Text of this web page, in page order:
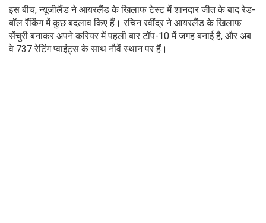
इस बीच, न्यूजीलैंड ने आयरलैंड के खिलाफ टेस्ट में शानदार जीत के बाद रेड-
बॉल रैंकिंग में कुछ बदलाव किए हैं। रचिन रवींद्र ने आयरलैंड के खिलाफ
सेंचुरी बनाकर अपने करियर में पहली बार टॉप-10 में जगह बनाई है, और अब
वे 737 रेटिंग प्वाइंट्स के साथ नौवें स्थान पर हैं।